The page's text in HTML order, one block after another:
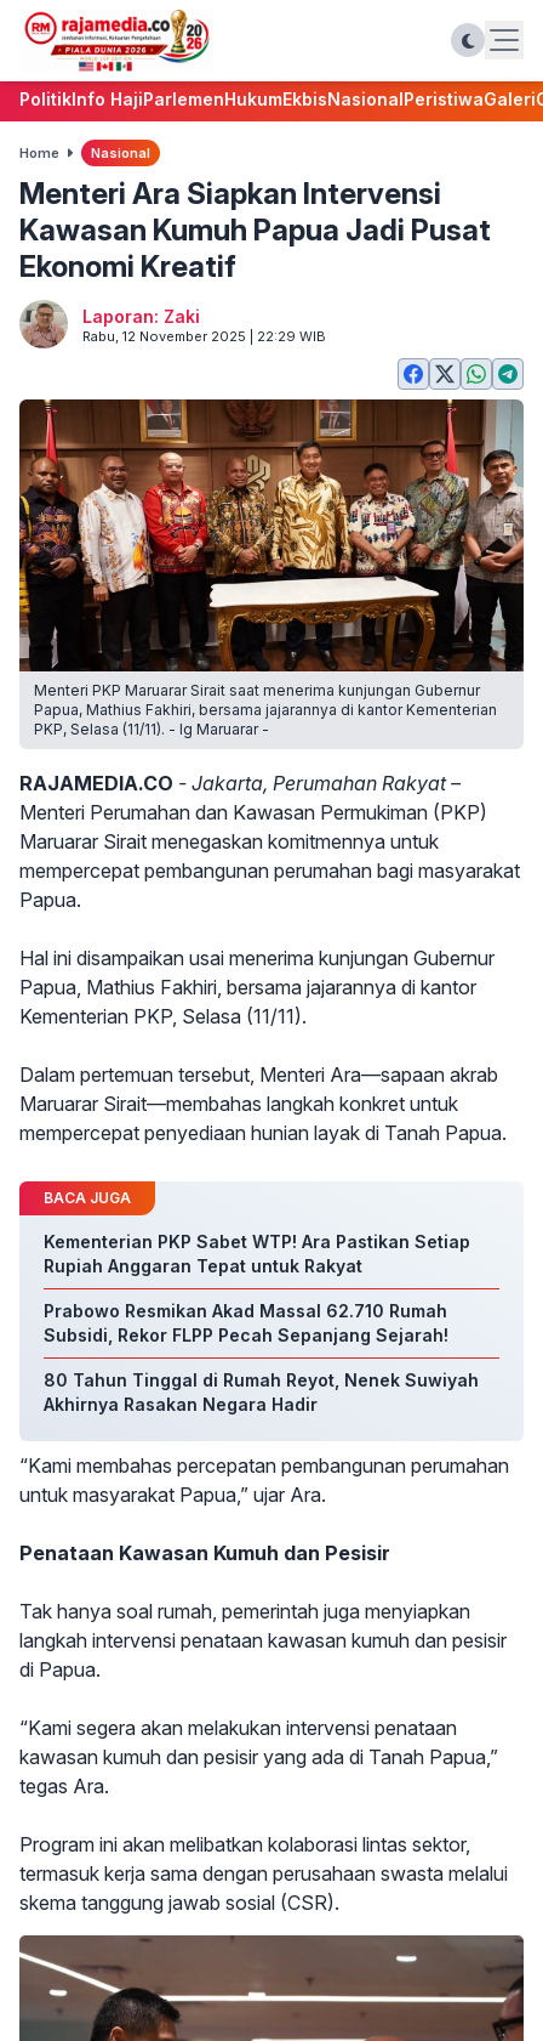
PolitikInfo HajiParlemenHukumEkbisNasionalPeristiwaGaleri
Home Nasional
Menteri Ara Siapkan Intervensi
Kawasan Kumuh Papua Jadi Pusat
Ekonomi Kreatif
Laporan: Zaki
Rabu, 12 November 2025 | 22:29 WIB
Menteri PKP Maruarar Sirait saat menerima kunjungan Gubernur
Papua, Mathius Fakhiri, bersama jajarannya di kantor Kementerian
PKP, Selasa (11/11). - Ig Maruarar -
RAJAMEDIA.CO - Jakarta, Perumahan Rakyat –
Menteri Perumahan dan Kawasan Permukiman (PKP)
Maruarar Sirait menegaskan komitmennya untuk
mempercepat pembangunan perumahan bagi masyarakat
Papua.
Hal ini disampaikan usai menerima kunjungan Gubernur
Papua, Mathius Fakhiri, bersama jajarannya di kantor
Kementerian PKP, Selasa (11/11).
Dalam pertemuan tersebut, Menteri Ara—sapaan akrab
Maruarar Sirait—membahas langkah konkret untuk
mempercepat penyediaan hunian layak di Tanah Papua.
BACA JUGA
Kementerian PKP Sabet WTP! Ara Pastikan Setiap
Rupiah Anggaran Tepat untuk Rakyat
Prabowo Resmikan Akad Massal 62.710 Rumah
Subsidi, Rekor FLPP Pecah Sepanjang Sejarah!
80 Tahun Tinggal di Rumah Reyot, Nenek Suwiyah
Akhirnya Rasakan Negara Hadir
“Kami membahas percepatan pembangunan perumahan
untuk masyarakat Papua,” ujar Ara.
Penataan Kawasan Kumuh dan Pesisir
Tak hanya soal rumah, pemerintah juga menyiapkan
langkah intervensi penataan kawasan kumuh dan pesisir
di Papua.
“Kami segera akan melakukan intervensi penataan
kawasan kumuh dan pesisir yang ada di Tanah Papua,”
tegas Ara.
Program ini akan melibatkan kolaborasi lintas sektor,
termasuk kerja sama dengan perusahaan swasta melalui
skema tanggung jawab sosial (CSR).